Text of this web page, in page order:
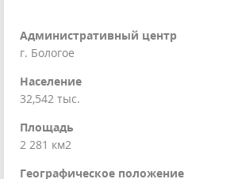
Административный центр
г. Бологое
Население
32,542 тыс.
Площадь
2 281 км2
Географическое положение